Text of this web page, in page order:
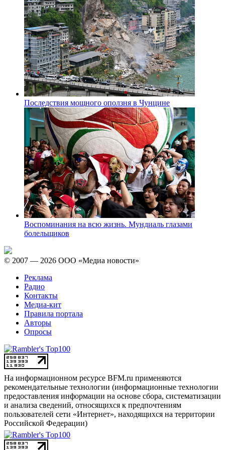
Последствия мощного оползня в Чунцине
Воспоминания на всю жизнь. Мундиаль глазами
болельщиков
© 2007 — 2026 ООО «Медиа новости»
Реклама
Радио
Контакты
Медиа-кит
Правила портала
Авторы
Опросы
На информационном ресурсе BFM.ru применяются
рекомендательные технологии (информационные технологии
предоставления информации на основе сбора, систематизации
и анализа сведений, относящихся к предпочтениям
пользователей сети «Интернет», находящихся на территории
Российской Федерации)